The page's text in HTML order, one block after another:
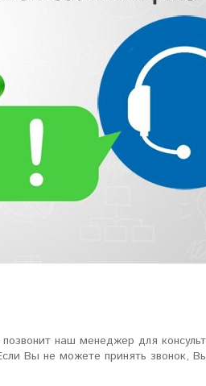
наш менеджер для
Вы не можете принять звонок,